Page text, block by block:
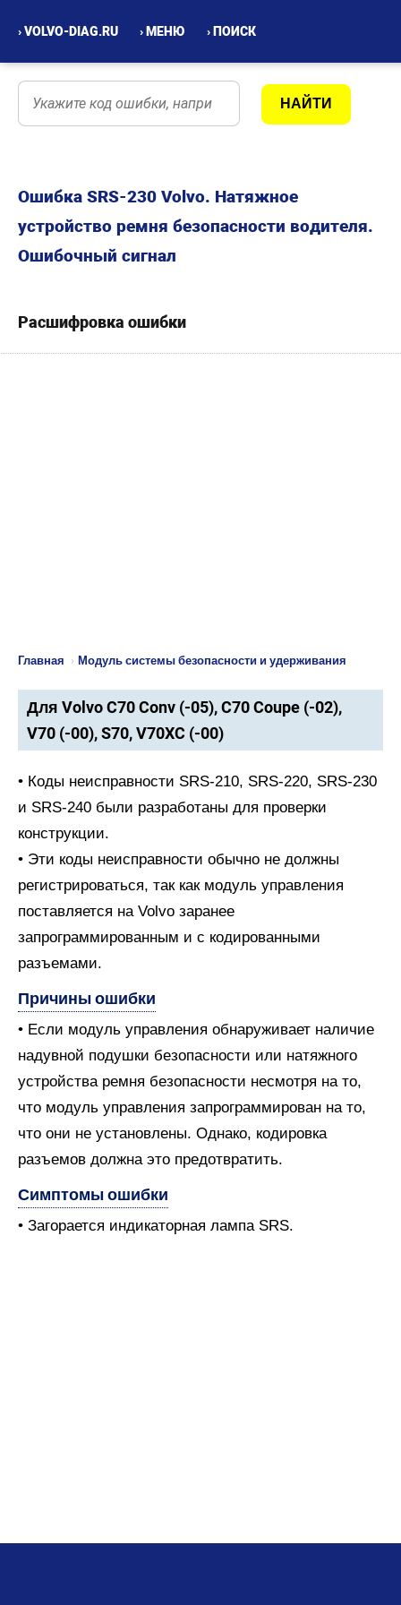
› VOLVO-DIAG.RU › МЕНЮ › ПОИСК
Ошибка SRS-230 Volvo. Натяжное
устройство ремня безопасности водителя.
Ошибочный сигнал
Расшифровка ошибки
Главная › Модуль системы безопасности и удерживания
Для Volvo C70 Conv (-05), C70 Coupe (-02),
V70 (-00), S70, V70XC (-00)
• Коды неисправности SRS-210, SRS-220, SRS-230
и SRS-240 были разработаны для проверки
конструкции.
• Эти коды неисправности обычно не должны
регистрироваться, так как модуль управления
поставляется на Volvo заранее
запрограммированным и с кодированными
разъемами.
Причины ошибки
• Если модуль управления обнаруживает наличие
надувной подушки безопасности или натяжного
устройства ремня безопасности несмотря на то,
что модуль управления запрограммирован на то,
что они не установлены. Однако, кодировка
разъемов должна это предотвратить.
Симптомы ошибки
• Загорается индикаторная лампа SRS.